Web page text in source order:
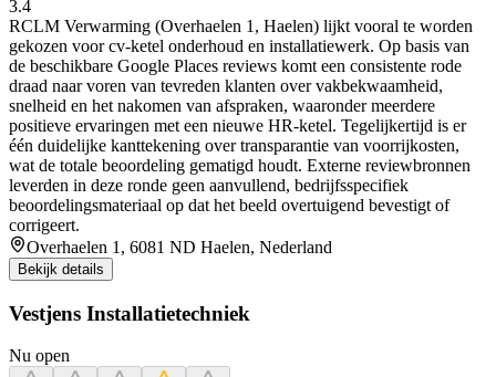
3.4
RCLM Verwarming (Overhaelen 1, Haelen) lijkt vooral te worden
gekozen voor cv-ketel onderhoud en installatiewerk. Op basis van
de beschikbare Google Places reviews komt een consistente rode
draad naar voren van tevreden klanten over vakbekwaamheid,
snelheid en het nakomen van afspraken, waaronder meerdere
positieve ervaringen met een nieuwe HR-ketel. Tegelijkertijd is er
één duidelijke kanttekening over transparantie van voorrijkosten,
wat de totale beoordeling gematigd houdt. Externe reviewbronnen
leverden in deze ronde geen aanvullend, bedrijfsspecifiek
beoordelingsmateriaal op dat het beeld overtuigend bevestigt of
corrigeert.
Overhaelen 1, 6081 ND Haelen, Nederland
Bekijk details
Vestjens Installatietechniek
Nu open